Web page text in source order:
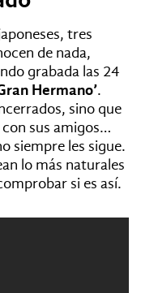
tres
de nada,
grabada las 24
Hermano’.
sino que
sus amigos…
siempre les sigue.
lo más naturales
si es así.